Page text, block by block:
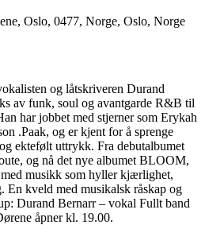
Oslo, 0477, Norge, Oslo, Norge
og låtskriveren Durand
av funk, soul og avantgarde R&B til
har jobbet med stjerner som Erykah
.Paak, og er kjent for å sprenge
ektefølt uttrykk. Fra debutalbumet
og nå det nye albumet BLOOM,
musikk som hyller kjærlighet,
En kveld med musikalsk råskap og
Durand Bernarr – vokal Fullt band
åpner kl. 19.00.